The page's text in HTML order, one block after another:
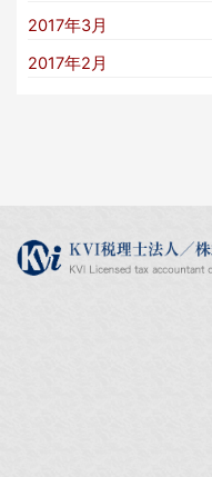
2017年3月
2017年2月